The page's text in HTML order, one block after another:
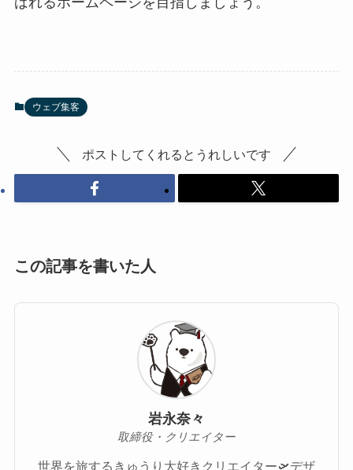
ウェブ集客
ポストしてくれるとうれしいです
この記事を書いた人
岩永奈々
取締役・クリエイター
世界を旅するきゅうり大好きクリエイター🛫デザ